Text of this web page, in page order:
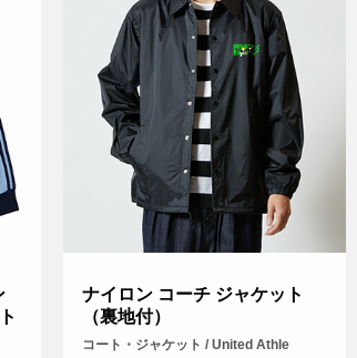
ナイロン コーチ ジャケット
（裏地付）
コート・ジャケット / United Athle